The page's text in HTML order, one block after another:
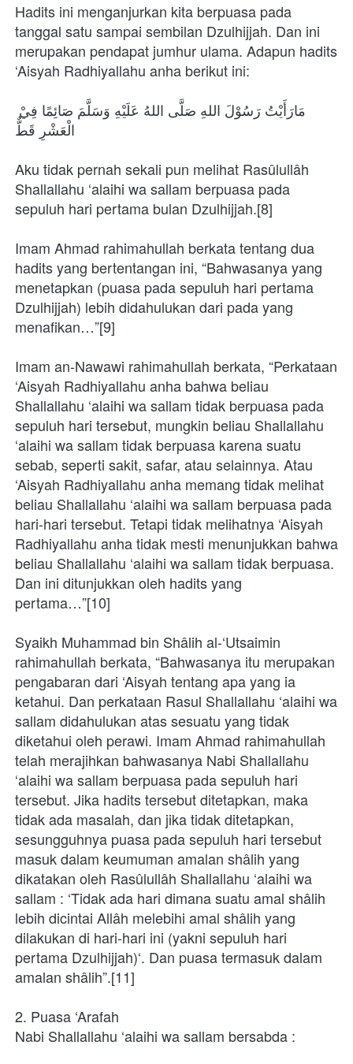
Hadits ini menganjurkan kita berpuasa pada
tanggal satu sampai sembilan Dzulhijjah. Dan ini
merupakan pendapat jumhur ulama. Adapun hadits
‘Aisyah Radhiyallahu anha berikut ini:
الْعَشْرِ قَطٌّ
Aku tidak pernah sekali pun melihat Rasûlullâh
Shallallahu ‘alaihi wa sallam berpuasa pada
sepuluh hari pertama bulan Dzulhijjah.[8]
Imam Ahmad rahimahullah berkata tentang dua
hadits yang bertentangan ini, “Bahwasanya yang
menetapkan (puasa pada sepuluh hari pertama
Dzulhijjah) lebih didahulukan dari pada yang
menafikan…”[9]
Imam an-Nawawi rahimahullah berkata, “Perkataan
‘Aisyah Radhiyallahu anha bahwa beliau
Shallallahu ‘alaihi wa sallam tidak berpuasa pada
sepuluh hari tersebut, mungkin beliau Shallallahu
‘alaihi wa sallam tidak berpuasa karena suatu
sebab, seperti sakit, safar, atau selainnya. Atau
‘Aisyah Radhiyallahu anha memang tidak melihat
beliau Shallallahu ‘alaihi wa sallam berpuasa pada
hari-hari tersebut. Tetapi tidak melihatnya ‘Aisyah
Radhiyallahu anha tidak mesti menunjukkan bahwa
beliau Shallallahu ‘alaihi wa sallam tidak berpuasa.
Dan ini ditunjukkan oleh hadits yang
pertama…”[10]
Syaikh Muhammad bin Shâlih al-‘Utsaimin
rahimahullah berkata, “Bahwasanya itu merupakan
pengabaran dari ‘Aisyah tentang apa yang ia
ketahui. Dan perkataan Rasul Shallallahu ‘alaihi wa
sallam didahulukan atas sesuatu yang tidak
diketahui oleh perawi. Imam Ahmad rahimahullah
telah merajihkan bahwasanya Nabi Shallallahu
‘alaihi wa sallam berpuasa pada sepuluh hari
tersebut. Jika hadits tersebut ditetapkan, maka
tidak ada masalah, dan jika tidak ditetapkan,
sesungguhnya puasa pada sepuluh hari tersebut
masuk dalam keumuman amalan shâlih yang
dikatakan oleh Rasûlullâh Shallallahu ‘alaihi wa
sallam : ‘Tidak ada hari dimana suatu amal shâlih
lebih dicintai Allâh melebihi amal shâlih yang
dilakukan di hari-hari ini (yakni sepuluh hari
pertama Dzulhijjah)‘. Dan puasa termasuk dalam
amalan shâlih”.[11]
2. Puasa ‘Arafah
Nabi Shallallahu ‘alaihi wa sallam bersabda :